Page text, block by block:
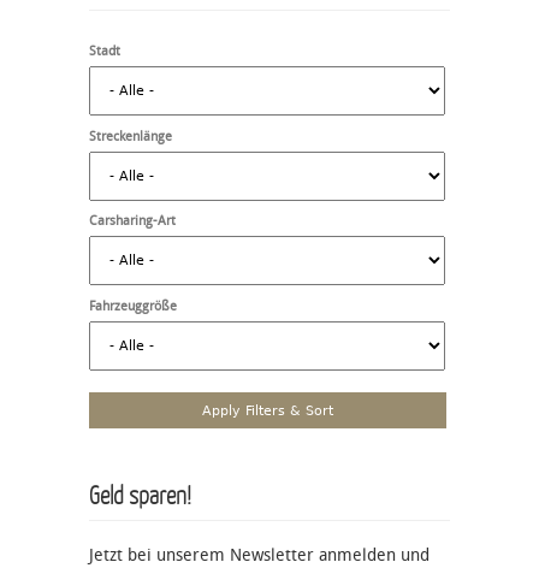
Stadt
Streckenlänge
Carsharing-Art
Fahrzeuggröße
Geld sparen!
Jetzt bei unserem Newsletter anmelden und